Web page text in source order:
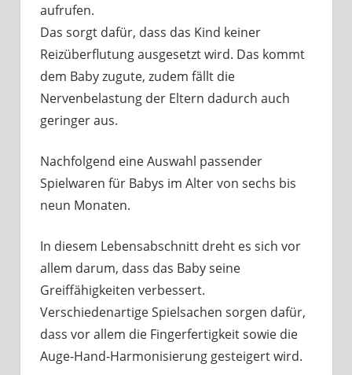
aufrufen.
Das sorgt dafür, dass das Kind keiner
Reizüberflutung ausgesetzt wird. Das kommt
dem Baby zugute, zudem fällt die
Nervenbelastung der Eltern dadurch auch
geringer aus.
Nachfolgend eine Auswahl passender
Spielwaren für Babys im Alter von sechs bis
neun Monaten.
In diesem Lebensabschnitt dreht es sich vor
allem darum, dass das Baby seine
Greiffähigkeiten verbessert.
Verschiedenartige Spielsachen sorgen dafür,
dass vor allem die Fingerfertigkeit sowie die
Auge-Hand-Harmonisierung gesteigert wird.